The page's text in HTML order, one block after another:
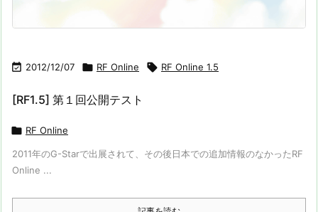
 2012/12/07  RF Online  RF Online 1.5
[RF1.5] 第１回公開テスト
 RF Online
2011年のG-Starで出展されて、その後日本での追加情報のなかったRF
Online ...